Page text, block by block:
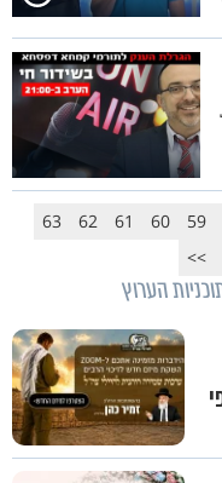
59
60
61
62
63
>>
הערוץ